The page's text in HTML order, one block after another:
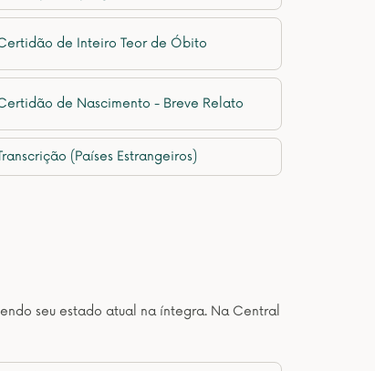
de Inteiro Teor de Óbito
de Nascimento - Breve Relato
(Países Estrangeiros)
seu estado atual na íntegra. Na Central